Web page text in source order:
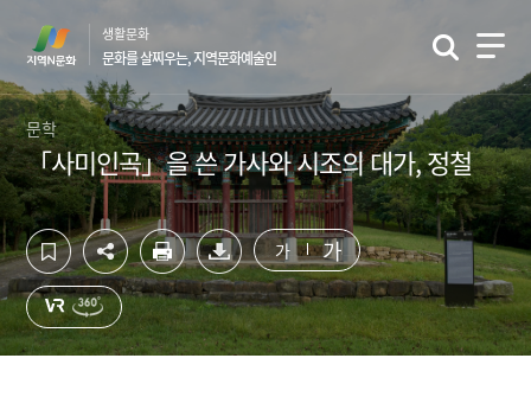
영
역
바
로
가
기
역
바
로
가
기
생활문화
문화를 살찌우는, 지역문화예술인
문학
「사미인곡」을 쓴 가사와 시조의 대가, 정철
가 가